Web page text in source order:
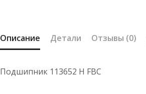
Описание Детали Отзывы (0)
Подшипник 113652 Н FBC